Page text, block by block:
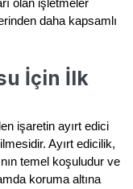
olan işletmeler
daha kapsamlı
İçin İlk
işaretin ayırt edici
Ayırt edicilik,
temel koşuludur ve
koruma altına